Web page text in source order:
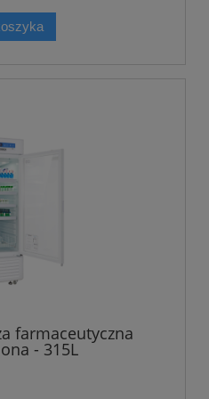
farmaceutyczna
- 315L